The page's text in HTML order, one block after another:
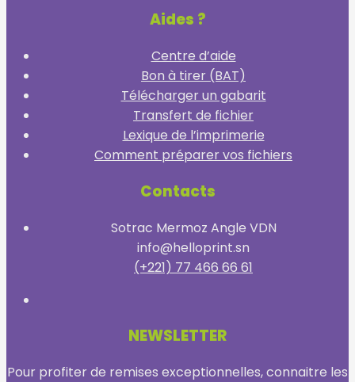
Aides ?
Centre d’aide
Bon à tirer (BAT)
Télécharger un gabarit
Transfert de fichier
Lexique de l’imprimerie
Comment préparer vos fichiers
Contacts
Sotrac Mermoz Angle VDN
info@helloprint.sn
(+221) 77 466 66 61
NEWSLETTER
Pour profiter de remises exceptionnelles, connaitre les